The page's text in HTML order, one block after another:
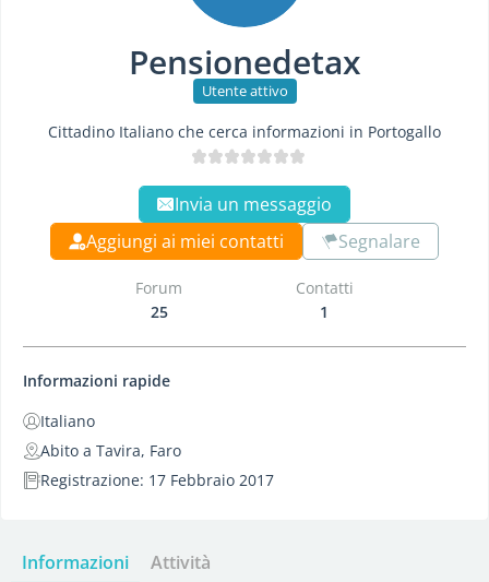
Pensionedetax
Utente attivo
Cittadino Italiano che cerca informazioni in Portogallo
Invia un messaggio
Aggiungi ai miei contatti
Segnalare
Forum
25
Contatti
1
Informazioni rapide
Italiano
Abito a Tavira, Faro
Registrazione: 17 Febbraio 2017
Informazioni Attività